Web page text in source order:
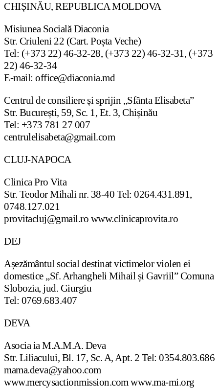
CHIȘINĂU, REPUBLICA MOLDOVA
Misiunea Socială Diaconia
Str. Criuleni 22 (Cart. Poșta Veche)
Tel: (+373 22) 46-32-28, (+373 22) 46-32-31, (+373
22) 46-32-34
E-mail: office@diaconia.md
Centrul de consiliere și sprijin „Sfânta Elisabeta”
Str. București, 59, Sc. 1, Et. 3, Chișinău
Tel: +373 781 27 007
centrulelisabeta@gmail.com
CLUJ-NAPOCA
Clinica Pro Vita
Str. Teodor Mihali nr. 38-40 Tel: 0264.431.891,
0748.127.021
provitacluj@gmail.ro www.clinicaprovita.ro
DEJ
Așezământul social destinat victimelor violen ei
domestice „Sf. Arhangheli Mihail și Gavriil” Comuna
Slobozia, jud. Giurgiu
Tel: 0769.683.407
DEVA
Asocia ia M.A.M.A. Deva
Str. Liliacului, Bl. 17, Sc. A, Apt. 2 Tel: 0354.803.686
mama.deva@yahoo.com
www.mercysactionmission.com www.ma-mi.org